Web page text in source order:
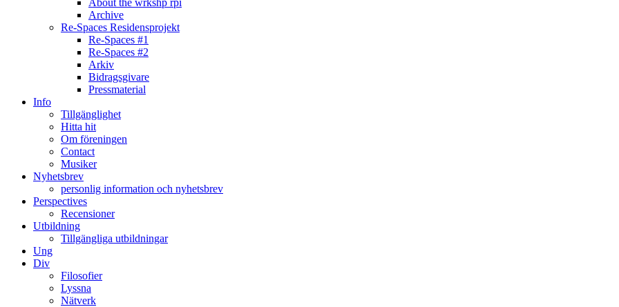
About the wrkshp rpi
Archive
Re-Spaces Residensprojekt
Re-Spaces #1
Re-Spaces #2
Arkiv
Bidragsgivare
Pressmaterial
Info
Tillgänglighet
Hitta hit
Om föreningen
Contact
Musiker
Nyhetsbrev
personlig information och nyhetsbrev
Perspectives
Recensioner
Utbildning
Tillgängliga utbildningar
Ung
Div
Filosofier
Lyssna
Nätverk